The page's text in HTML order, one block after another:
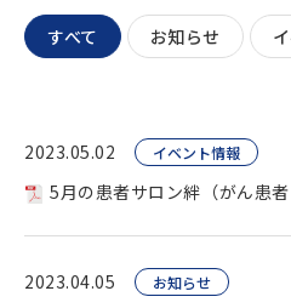
すべて お知らせ
2023.05.02 イベント情報
5月の患者サロン絆（がん患者さん
2023.04.05 お知らせ